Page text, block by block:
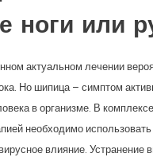
ноги или
актуальном лечении
Но шипица – симптом
в организме. В
необходимо использовать
влияние. Устранение